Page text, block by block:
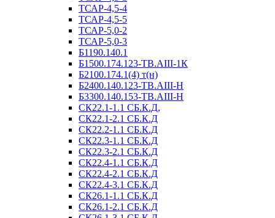
ТСАР-4,5-4
ТСАР-4,5-5
ТСАР-5,0-2
ТСАР-5,0-3
Б1190.140.1
Б1500.174.123-ТВ.АIII-1К
Б2100.174.1(4) т(н)
Б2400.140.123-ТВ.АIII-Н
Б3300.140.153-ТВ.АIII-Н
СК22.1-1.1 СБ.К.Д,
СК22.1-2.1 СБ.К.Д
СК22.2-1.1 СБ.К.Д
СК22.3-1.1 СБ.К.Д
СК22.3-2.1 СБ.К.Д
СК22.4-1.1 СБ.К.Д
СК22.4-2.1 СБ.К.Д
СК22.4-3.1 СБ.К.Д
СК26.1-1.1 СБ.К.Д
СК26.1-2.1 СБ.К.Д